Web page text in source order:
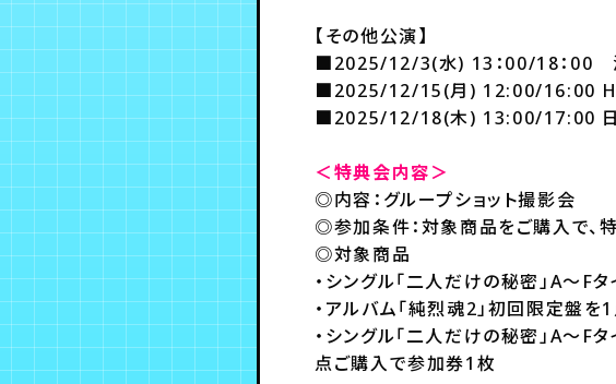
【その他公演】
■2025/12/3(水) 13：00/18：00 湯
■2025/12/15(月) 12:00/16:00
■2025/12/18(木) 13:00/17:00 日光
＜特典会内容＞
◎内容：グループショット撮影会
◎参加条件：対象商品をご購入で、
◎対象商品
・シングル「二人だけの秘密」A～
・アルバム「純烈魂2」初回限定盤
・シングル「二人だけの秘密」A～F
点ご購入で参加券1枚